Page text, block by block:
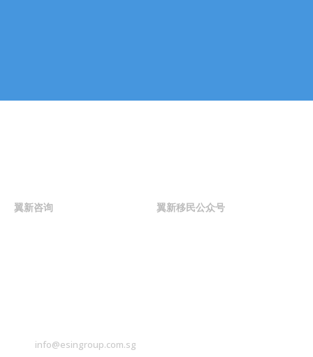
翼新咨询 翼新移民公众号
info@esingroup.com.sg